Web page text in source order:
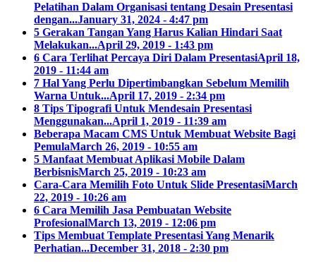
Pelatihan Dalam Organisasi tentang Desain Presentasi
dengan...January 31, 2024 - 4:47 pm
5 Gerakan Tangan Yang Harus Kalian Hindari Saat
Melakukan...April 29, 2019 - 1:43 pm
6 Cara Terlihat Percaya Diri Dalam PresentasiApril 18,
2019 - 11:44 am
7 Hal Yang Perlu Dipertimbangkan Sebelum Memilih
Warna Untuk...April 17, 2019 - 2:34 pm
8 Tips Tipografi Untuk Mendesain Presentasi
Menggunakan...April 1, 2019 - 11:39 am
Beberapa Macam CMS Untuk Membuat Website Bagi
PemulaMarch 26, 2019 - 10:55 am
5 Manfaat Membuat Aplikasi Mobile Dalam
BerbisnisMarch 25, 2019 - 10:23 am
Cara-Cara Memilih Foto Untuk Slide PresentasiMarch
22, 2019 - 10:26 am
6 Cara Memilih Jasa Pembuatan Website
ProfesionalMarch 13, 2019 - 12:06 pm
Tips Membuat Template Presentasi Yang Menarik
Perhatian...December 31, 2018 - 2:30 pm